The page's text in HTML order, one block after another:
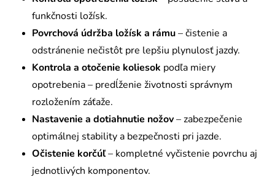
funkčnosti ložísk.
Povrchová údržba ložísk a rámu– čistenie a
odstránenie nečistôt pre lepšiu plynulosť jazdy.
Kontrola a otočenie koliesok podľa miery
opotrebenia – predĺženie životnosti správnym
rozložením záťaže.
Nastavenie a dotiahnutie nožov– zabezpečenie
optimálnej stability a bezpečnosti pri jazde.
Očistenie korčúľ– kompletné vyčistenie povrchu aj
jednotlivých komponentov.